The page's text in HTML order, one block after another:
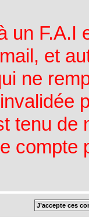
un F.A.I
et
ne
tenu de
compte